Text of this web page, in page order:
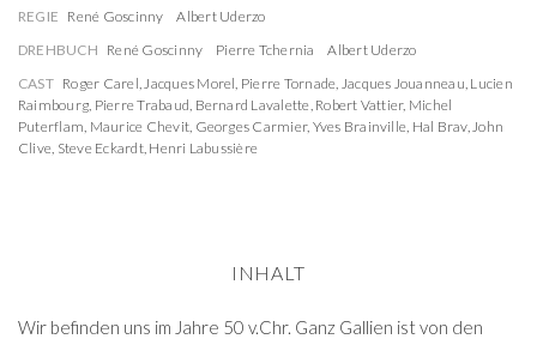
REGIE René Goscinny
Albert Uderzo
DREHBUCH René Goscinny Pierre Tchernia
Albert Uderzo
CAST Roger Carel,Jacques Morel, Pierre Tornade, Jacques Jouanneau, Lucien
Raimbourg, Pierre Trabaud, Bernard Lavalette, Robert Vattier, Michel
Puterflam, Maurice Chevit, Georges Carmier, Yves Brainville, Hal Brav,John
Clive, Steve Eckardt, Henri Labussière
INHALT
Wir befinden uns im Jahre 50 v.Chr. Ganz Gallien ist von den